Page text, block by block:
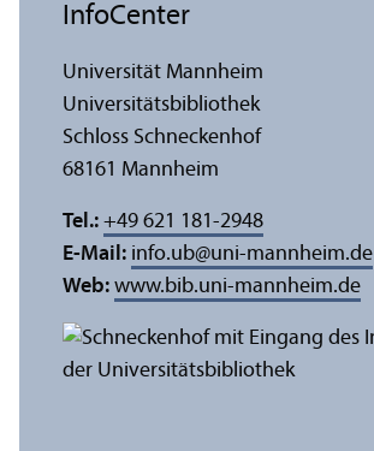
InfoCenter
Universität Mannheim
Universitäts­bibliothek
Schloss Schneckenhof
68161 Mannheim
Tel.: +49 621 181-2948
E-Mail: info.ub@uni-mannheim.de
Web: www.bib.uni-mannheim.de